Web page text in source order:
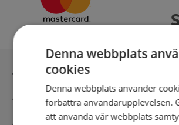
Inga kopior till omfrågad
Säker betalning med stripe
Denna webbplats
cookies
Denna webbplats använder
förbättra användarupplevelsen.
att använda vår webbplats